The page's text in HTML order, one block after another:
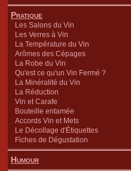
Pratique
Les Salons du Vin
Les Verres à Vin
La Température du Vin
Arômes des Cépages
La Robe du Vin
Qu'est ce qu'un Vin Fermé ?
La Minéralité du Vin
La Réduction
Vin et Carafe
Bouteille entamée
Accords Vin et Mets
Le Décollage d'Étiquettes
Fiches de Dégustation
Humour